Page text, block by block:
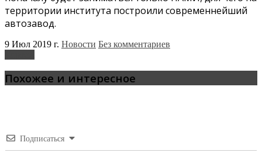
территории института построили современнейший
автозавод.
9 Июл 2019 г. Новости Без комментариев
Похожее и интересное
Подписаться